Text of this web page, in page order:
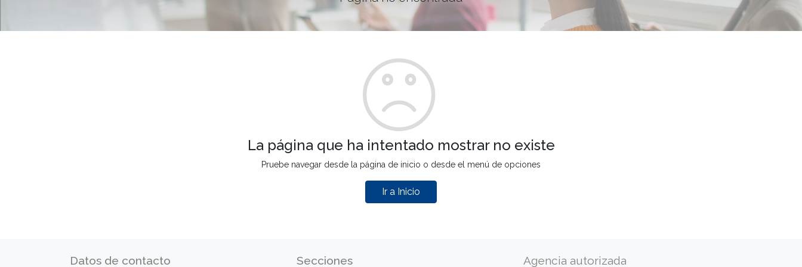
La página que ha intentado mostrar no existe
Pruebe navegar desde la página de inicio o desde el menú de opciones
Ir a Inicio
Datos de contacto Secciones Agencia autorizada